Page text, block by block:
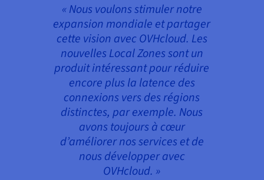
« Nous voulons stimuler notre
expansion mondiale et partager
cette vision avec OVHcloud. Les
nouvelles Local Zones sont un
produit intéressant pour réduire
encore plus la latence des
connexions vers des régions
distinctes, par exemple. Nous
avons toujours à cœur
d’améliorer nos services et de
nous développer avec
OVHcloud. »